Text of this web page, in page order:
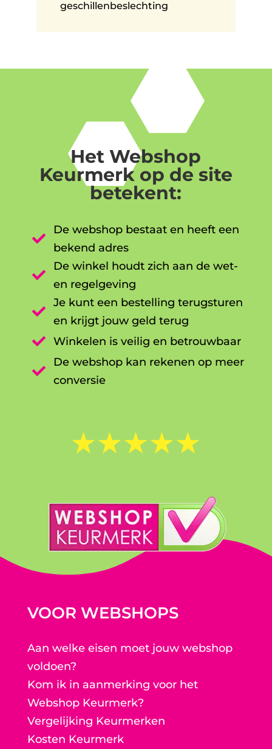
geschillenbeslechting
Het Webshop
Keurmerk op de site
betekent:

De webshop bestaat en heeft een
bekend adres

De winkel houdt zich aan de wet-
en regelgeving

Je kunt een bestelling terugsturen
en krijgt jouw geld terug

Winkelen is veilig en betrouwbaar

De webshop kan rekenen op meer
conversie
☆☆☆☆☆
VOOR WEBSHOPS
Aan welke eisen moet jouw webshop
voldoen?
Kom ik in aanmerking voor het
Webshop Keurmerk?
Vergelijking Keurmerken
Kosten Keurmerk